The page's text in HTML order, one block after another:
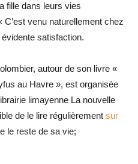
fille dans leurs vies
venu naturellement chez
satisfaction.
autour de son livre «
au Havre », est organisée
limayenne La nouvelle
de le lire régulièrement sur
le reste de sa vie;